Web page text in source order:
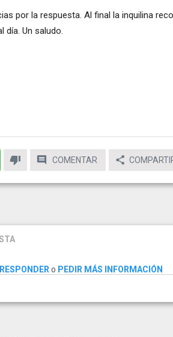
por la respuesta. Al final la inquilina
día. Un saludo.
COMENTAR
RESPONDERo PEDIR MÁS INFORMACIÓN